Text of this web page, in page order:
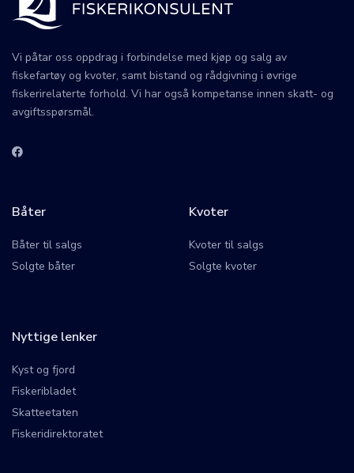
Vi påtar oss oppdrag i forbindelse med kjøp og salg av
fiskefartøy og kvoter, samt bistand og rådgivning i øvrige
fiskerirelaterte forhold. Vi har også kompetanse innen skatt- og
avgiftsspørsmål.
Båter
Båter til salgs
Solgte båter
Kvoter
Kvoter til salgs
Solgte kvoter
Nyttige lenker
Kyst og fjord
Fiskeribladet
Skatteetaten
Fiskeridirektoratet